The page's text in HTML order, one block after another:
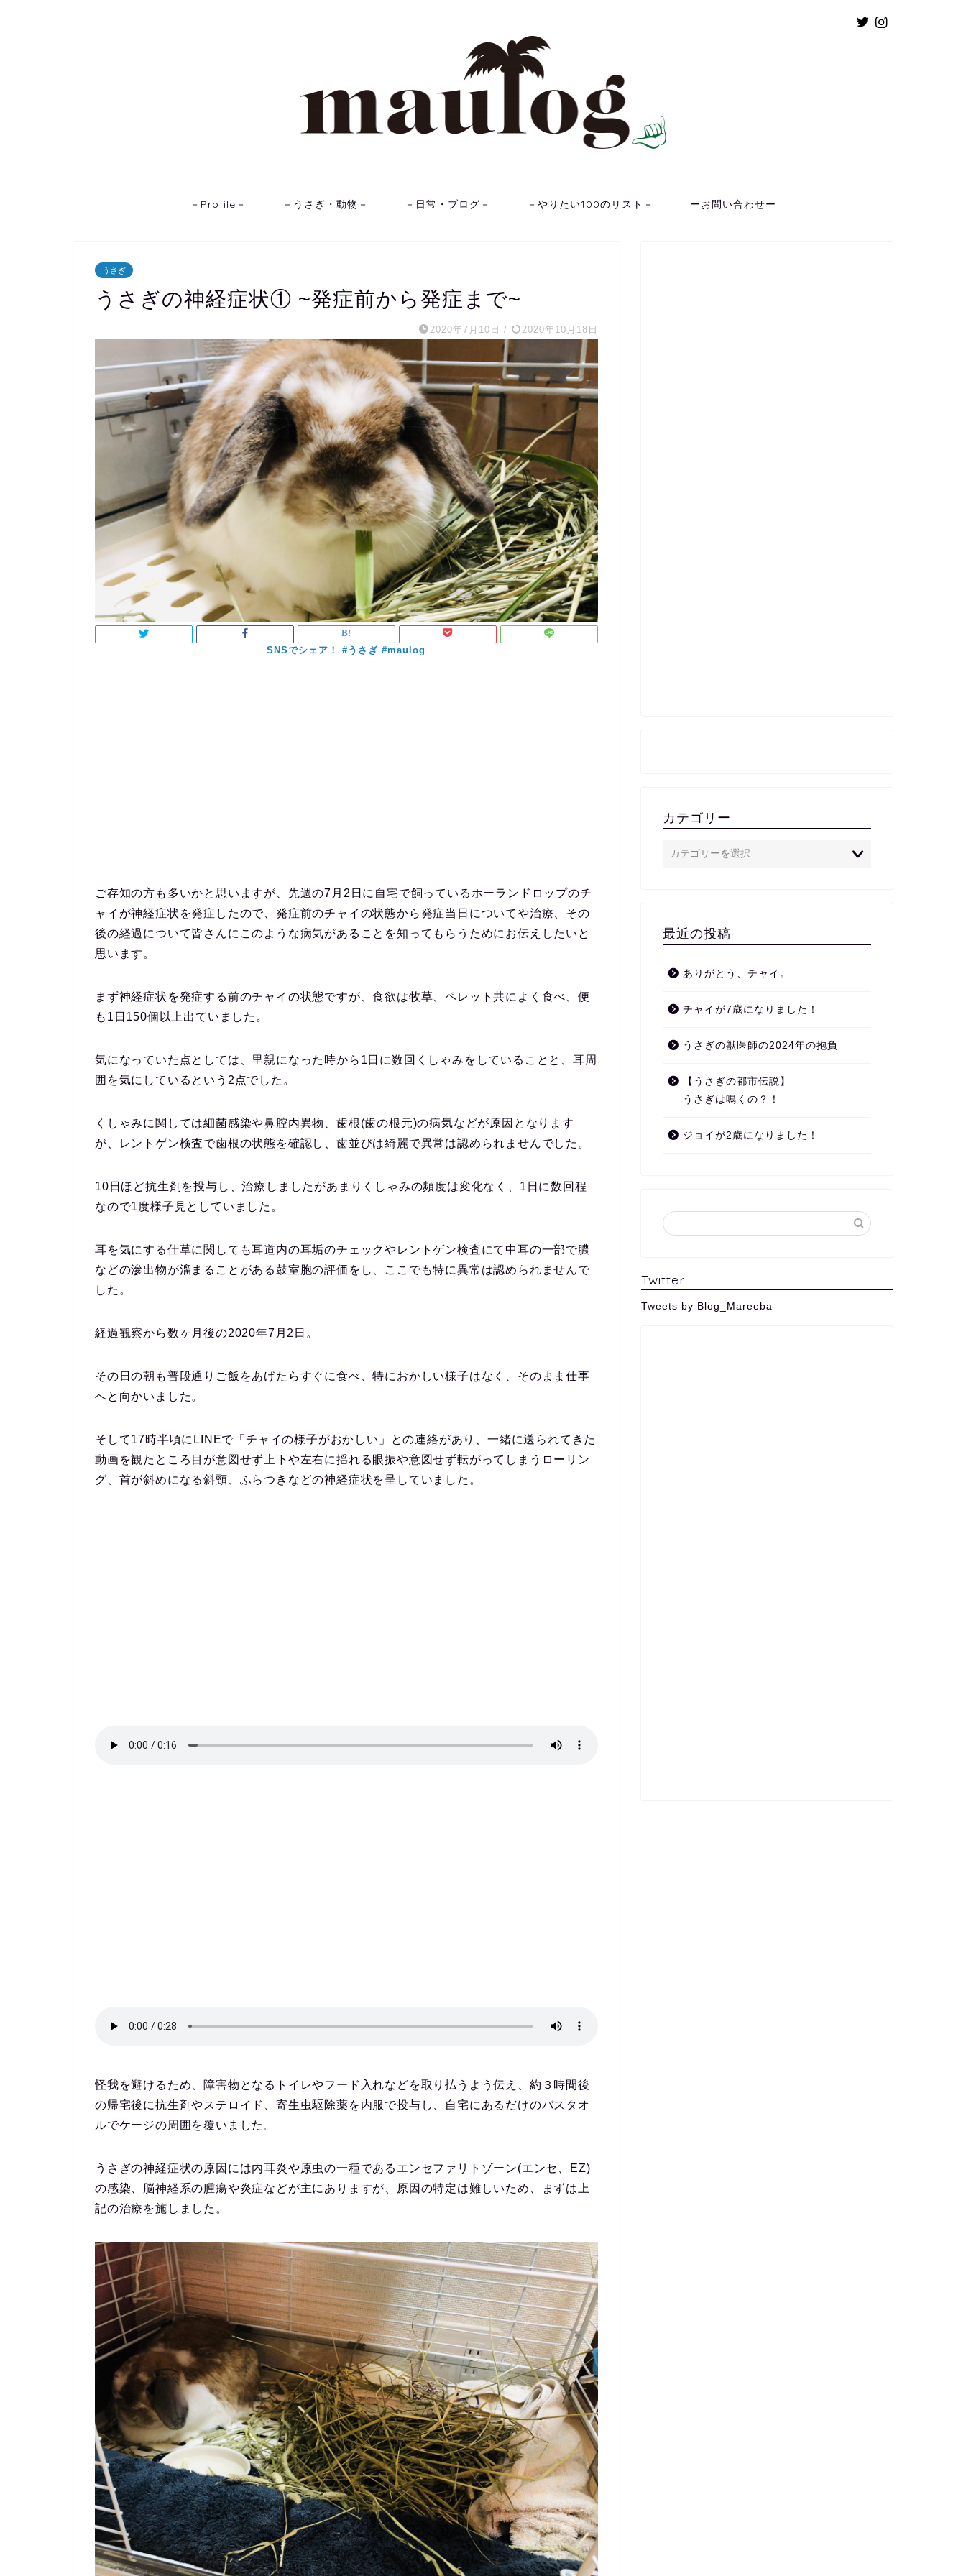
－Profile－ －うさぎ・動物－ －日常・ブログ－ －やりたい100のリスト－ ーお問い合わせー
うさぎ
うさぎの神経症状① ~発症前から発症まで~
2020年7月10日 / 2020年10月18日
ご存知の方も多いかと思いますが、先週の7月2日に自宅で飼っているホーランドロップのチ
ャイが神経症状を発症したので、発症前のチャイの状態から発症当日についてや治療、その
後の経過について皆さんにこのような病気があることを知ってもらうためにお伝えしたいと
思います。
まず神経症状を発症する前のチャイの状態ですが、食欲は牧草、ペレット共によく食べ、便
も1日150個以上出ていました。
気になっていた点としては、里親になった時から1日に数回くしゃみをしていることと、耳周
囲を気にしているという2点でした。
くしゃみに関しては細菌感染や鼻腔内異物、歯根(歯の根元)の病気などが原因となります
が、レントゲン検査で歯根の状態を確認し、歯並びは綺麗で異常は認められませんでした。
10日ほど抗生剤を投与し、治療しましたがあまりくしゃみの頻度は変化なく、1日に数回程
なので1度様子見としていました。
耳を気にする仕草に関しても耳道内の耳垢のチェックやレントゲン検査にて中耳の一部で膿
などの滲出物が溜まることがある鼓室胞の評価をし、ここでも特に異常は認められませんで
した。
経過観察から数ヶ月後の2020年7月2日。
その日の朝も普段通りご飯をあげたらすぐに食べ、特におかしい様子はなく、そのまま仕事
へと向かいました。
そして17時半頃にLINEで「チャイの様子がおかしい」との連絡があり、一緒に送られてきた
動画を観たところ 目が意図せず上下や左右に揺れる眼振や意図せず転がってしまうローリン
グ
首が斜めになる斜頸 ふらつき などの神経症状を呈していました。
怪我を避けるため、障害物となるトイレやフード入れなどを取り払うよう伝え、約３時間後
の帰宅後に抗生剤やステロイド、寄生虫駆除薬を内服で投与し、自宅にあるだけのバスタオ
ルでケージの周囲を覆いました。
うさぎの神経症状の原因には内耳炎や原虫の一種である エンセファリトゾーン(エンセ、EZ)
の感染、
脳神経系の腫瘍や炎症などが主にありますが、原因の特定は難しいため、まずは上
記の治療を施しました。
カテゴリー
最近の投稿
ありがとう、チャイ。
チャイが7歳になりました！
うさぎの獣医師の2024年の抱負
【うさぎの都市伝説】
うさぎは鳴くの？！
ジョイが2歳になりました！
Twitter
Tweets by Blog_Mareeba